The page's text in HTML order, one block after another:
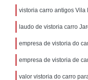
vistoria carro antigos Vila
laudo de vistoria carro
empresa de vistoria do
empresa de vistoria de
valor vistoria do carro